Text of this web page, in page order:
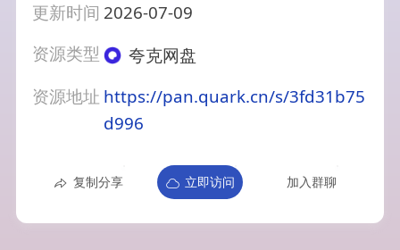
更新时间 2026-07-09
资源类型
夸克网盘
资源地址 https://pan.quark.cn/s/3fd31b75
d996
复制分享 立即访问 加入群聊